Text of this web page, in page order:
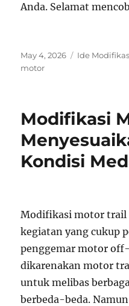
Anda. Selamat
Posted
on
May 4, 2026 Categories
Ide
motor
Modifikasi
Kondisi
Modifikasi motor trail
kegiatan yang cukup
penggemar motor
dikarenakan motor
untuk melibas
berbeda-beda.